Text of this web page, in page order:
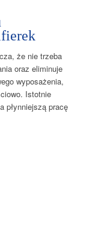
że nie trzeba
oraz eliminuje
wyposażenia,
Istotnie
płynniejszą pracę